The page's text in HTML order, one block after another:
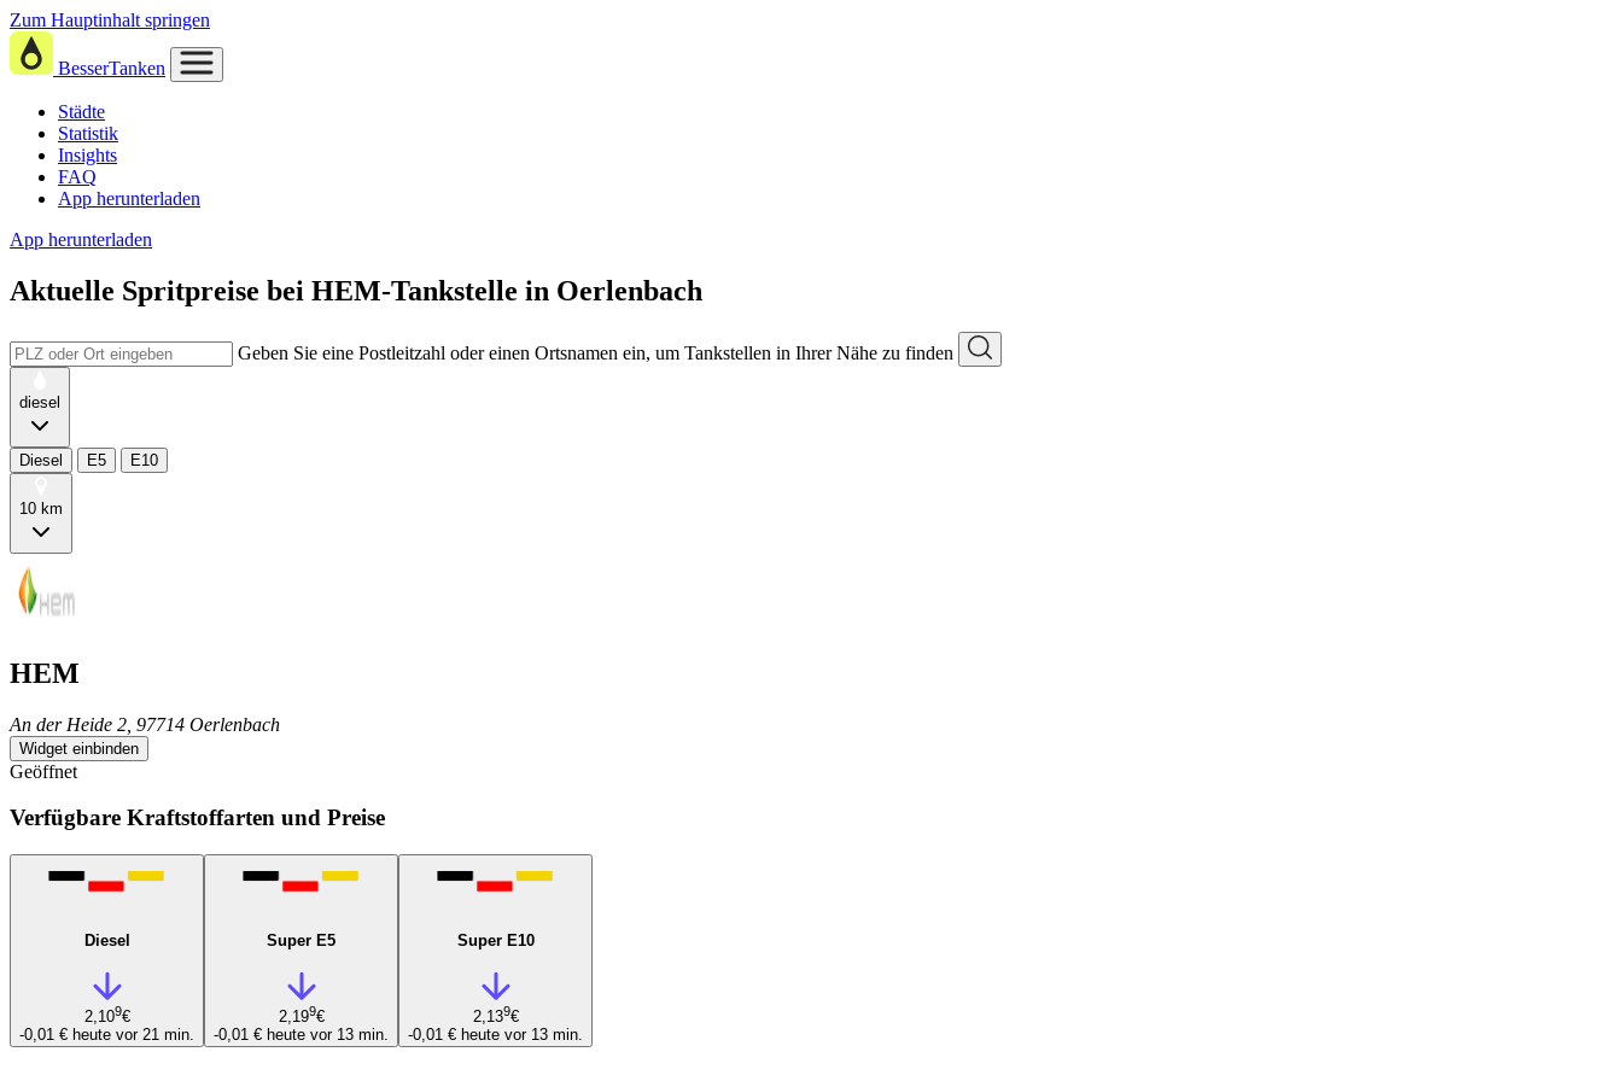
Zum Hauptinhalt springen
BesserTanken
Städte
Statistik
Insights
FAQ
App herunterladen
App herunterladen
Aktuelle Spritpreise bei HEM-Tankstelle in Oerlenbach
Geben Sie eine Postleitzahl oder einen Ortsnamen ein, um Tankstellen in Ihrer Nähe zu finden
diesel
Diesel E5 E10
10 km
HEM
An der Heide 2, 97714 Oerlenbach
Widget einbinden
Geöffnet
Verfügbare Kraftstoffarten und Preise
Diesel
2,109€
-0,01 € heute vor 21 min.
Super E5
2,199€
-0,01 € heute vor 13 min.
Super E10
2,139€
-0,01 € heute vor 13 min.